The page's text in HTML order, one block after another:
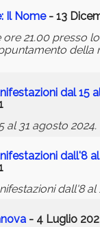
Il Nome- 13
21.00 presso
della
dal 15
al 31 agosto 2024.
dall'8
dall'8 al
- 4 Luglio